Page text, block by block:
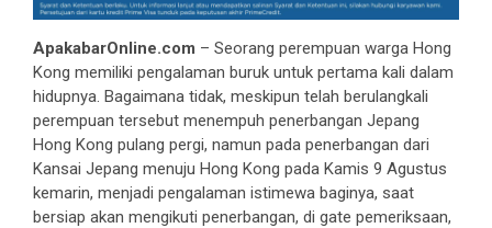
ApakabarOnline.com – Seorang perempuan warga Hong
Kong memiliki pengalaman buruk untuk pertama kali dalam
hidupnya. Bagaimana tidak, meskipun telah berulangkali
perempuan tersebut menempuh penerbangan Jepang
Hong Kong pulang pergi, namun pada penerbangan dari
Kansai Jepang menuju Hong Kong pada Kamis 9 Agustus
kemarin, menjadi pengalaman istimewa baginya, saat
bersiap akan mengikuti penerbangan, di gate pemeriksaan,